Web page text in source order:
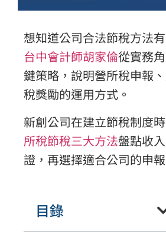
想知道公司合法節稅方法
台中會計師胡家倫從實務
鍵策略，說明營所稅申報
稅獎勵的運用方式。
新創公司在建立節稅制度
所稅節稅三大方法盤點收
證，再選擇適合公司的申報
目錄